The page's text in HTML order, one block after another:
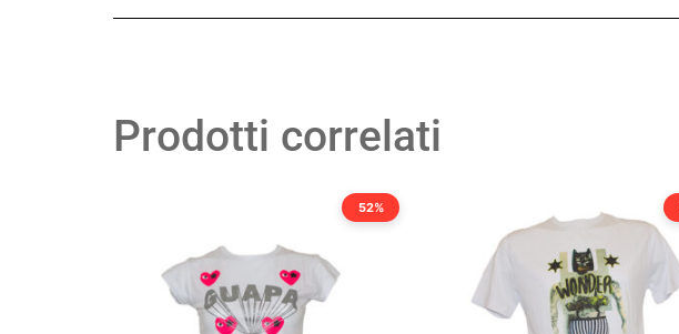
Prodotti correlati
52%